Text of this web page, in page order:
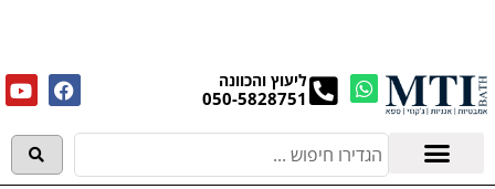
ליעוץ והכוונה
050-5828751